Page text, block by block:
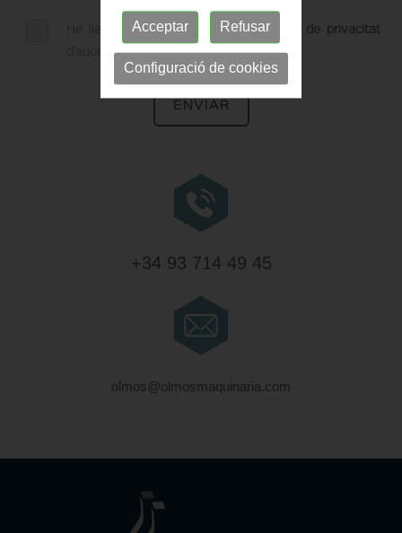
He llegit i Accepto l' avís legalipolítica de privacitat
d'aquesta web.
+34 93 714 49 45
olmos@olmosmaquinaria.com
Acceptar Refusar
Configuració de cookies